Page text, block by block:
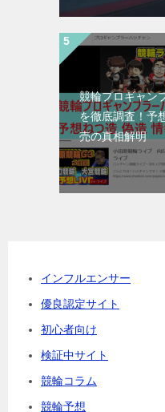
競輪プロギャン
を徹底調査！予
売の真相解明
インフルエンサー
優良認定サイト
初心者向け
検証中サイト
競輪コラム
競輪予想